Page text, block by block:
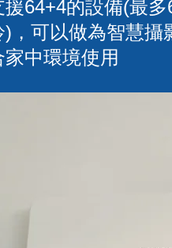
援64+4的設備(最
)，可以做為智慧攝
家中環境使用